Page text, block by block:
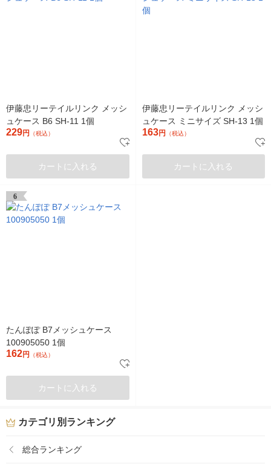
伊藤忠リーテイルリンク メッシ
ュケース B6 SH-11 1個
229円 （税込）
カートに入れる
伊藤忠リーテイルリンク メッシ
ュケース ミニサイズ SH-13 1個
163円 （税込）
カートに入れる
6
たんぽぽ B7メッシュケース
100905050 1個
162円 （税込）
カートに入れる
カテゴリ別ランキング
総合ランキング